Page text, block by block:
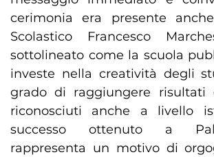
cerimonia era presente
Scolastico Francesco
sottolineato come la scuola
investe nella creatività degli
grado di raggiungere risultati
riconosciuti anche a livello
successo ottenuto a
rappresenta un motivo di